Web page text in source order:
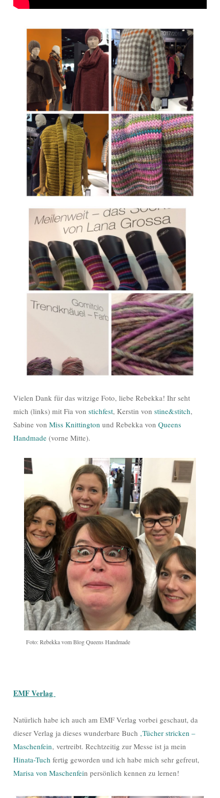
Vielen Dank für das witzige Foto, liebe Rebekka! Ihr seht
mich (links) mit Fia von stichfest, Kerstin von stine&stitch,
Sabine von Miss Knittington und Rebekka von Queens
Handmade (vorne Mitte).
Foto: Rebekka vom Blog Queens Handmade
EMF Verlag
Natürlich habe ich auch am EMF Verlag vorbei geschaut, da
dieser Verlag ja dieses wunderbare Buch ‚Tücher stricken –
Maschenfein‚ vertreibt. Rechtzeitig zur Messe ist ja mein
Hinata-Tuch fertig geworden und ich habe mich sehr gefreut,
Marisa von Maschenfein persönlich kennen zu lernen!